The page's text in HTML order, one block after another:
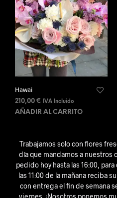
Trabajamos solo con flores
día que mandamos a nuestros
pedido hoy hasta las 16:00,
las 11:00 de la mañana reciba
con entrega el fin de semana
viernes. ¡Nosotros ponemos
Hawai
210,00 € IVA Incluido
AÑADIR AL CARRITO